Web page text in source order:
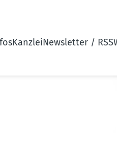
KanzleiNewsletter / RSS